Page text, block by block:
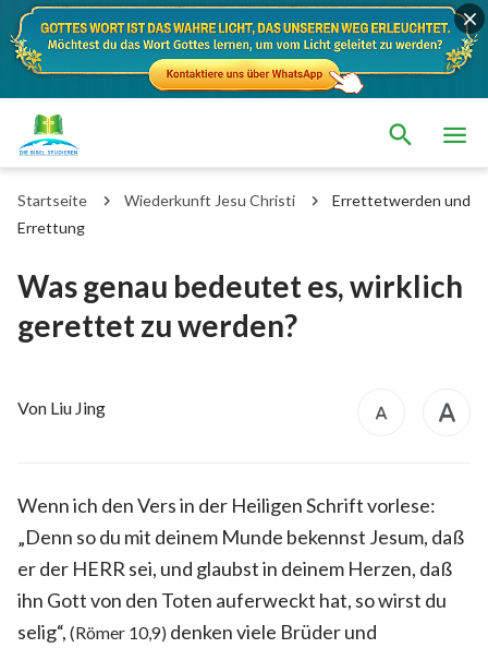
Startseite Wiederkunft Jesu Christi
Errettetwerden und
Errettung
Was genau bedeutet es, wirklich
gerettet zu werden?
Von Liu Jing
Wenn ich den Vers in der Heiligen Schrift vorlese:
„Denn so du mit deinem Munde bekennst Jesum, daß
er der HERR sei, und glaubst in deinem Herzen, daß
ihn Gott von den Toten auferweckt hat, so wirst du
selig“, (Römer 10,9) denken viele Brüder und